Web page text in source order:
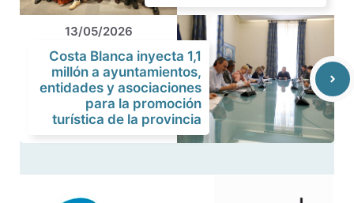
13/05/2026
Costa Blanca inyecta 1,1
millón a ayuntamientos,
entidades y asociaciones
para la promoción
turística de la provincia